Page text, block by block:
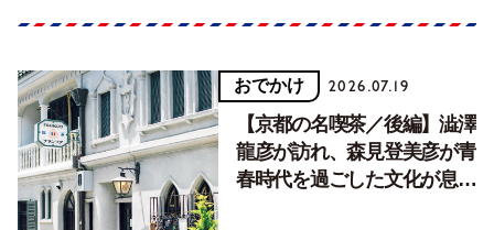
おでかけ 2026.07.19
【京都の名喫茶／後編】澁澤
龍彦が訪れ、森見登美彦が青
春時代を過ごした文化が息づ